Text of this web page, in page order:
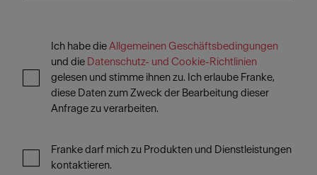
Ich habe die Allgemeinen Geschäftsbedingungen
und die Datenschutz- und Cookie-Richtlinien
gelesen und stimme ihnen zu. Ich erlaube Franke,
diese Daten zum Zweck der Bearbeitung dieser
Anfrage zu verarbeiten.
Franke darf mich zu Produkten und Dienstleistungen
kontaktieren.